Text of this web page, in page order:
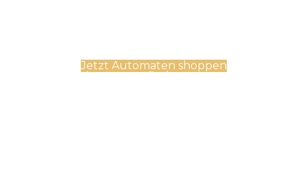
Jetzt Automaten shoppen
Automatenfinder starten